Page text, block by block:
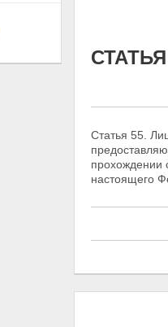
СТАТЬЯ
Статья 55.
прохождении
настоящего